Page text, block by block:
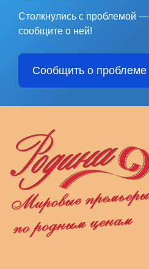
Столкнулись с проблемой —
сообщите о ней!
Сообщить о проблеме